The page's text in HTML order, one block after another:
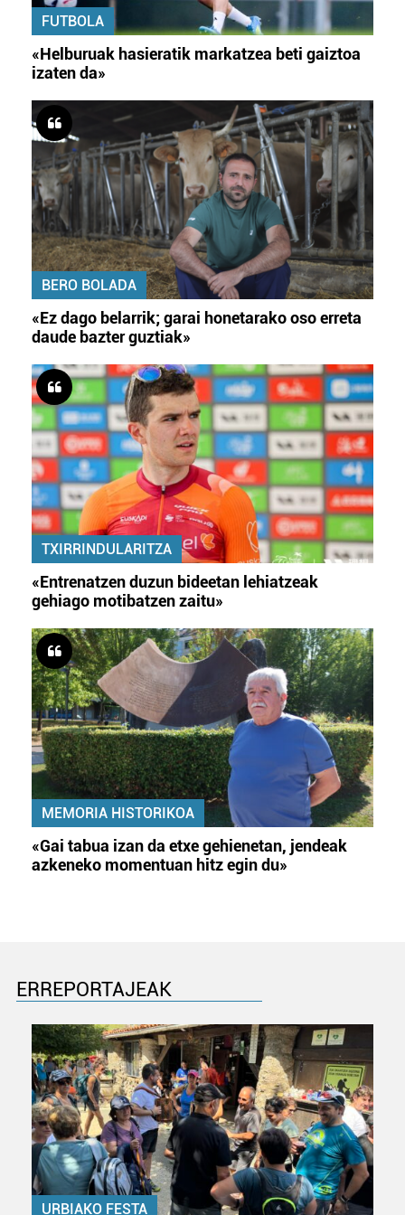
FUTBOLA
«Helburuak hasieratik markatzea beti gaiztoa
izaten da»
BERO BOLADA
«Ez dago belarrik; garai honetarako oso erreta
daude bazter guztiak»
TXIRRINDULARITZA
«Entrenatzen duzun bideetan lehiatzeak
gehiago motibatzen zaitu»
MEMORIA HISTORIKOA
«Gai tabua izan da etxe gehienetan, jendeak
azkeneko momentuan hitz egin du»
ERREPORTAJEAK
URBIAKO FESTA